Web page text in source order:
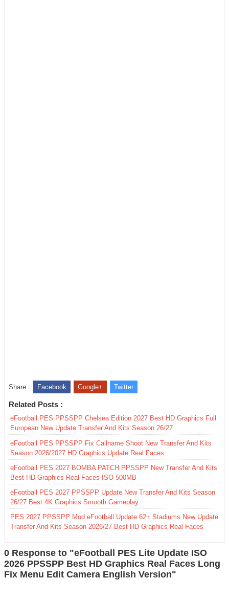
Share : Facebook Google+ Twitter
Related Posts :
eFootball PES PPSSPP Chelsea Edition 2027 Best HD Graphics Full
European New Update Transfer And Kits Season 26/27
eFootball PES PPSSPP Fix Callname Shoot New Transfer And Kits
Season 2026/2027 HD Graphics Update Real Faces
eFootball PES 2027 BOMBA PATCH PPSSPP New Transfer And Kits
Best HD Graphics Real Faces ISO 500MB
eFootball PES 2027 PPSSPP Update New Transfer And Kits Season
26/27 Best 4K Graphics Smooth Gameplay
PES 2027 PPSSPP Mod eFootball Update 62+ Stadiums New Update
Transfer And Kits Season 2026/27 Best HD Graphics Real Faces
0 Response to "eFootball PES Lite Update ISO
2026 PPSSPP Best HD Graphics Real Faces Long
Fix Menu Edit Camera English Version"